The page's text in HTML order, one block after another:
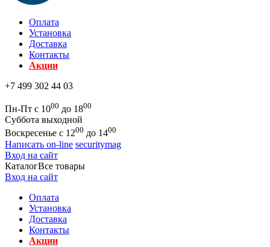
Оплата
Установка
Доставка
Контакты
Акции
+7 499 302 44 03
Пн-Пт с 1000 до 1800
Суббота выходной
Воскресенье с 1200 до 1400
Написать on-line securitymag
Вход на сайт
КаталогВсе товары
Вход на сайт
Оплата
Установка
Доставка
Контакты
Акции